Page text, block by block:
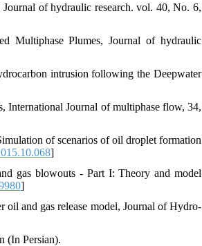
of hydraulic research. vol. 40, No. 6,
Multiphase Plumes, Journal of hydraulic
intrusion following the Deepwater
International Journal of multiphase flow, 34,
of scenarios of oil droplet formation
]
gas blowouts - Part I: Theory and model
]
oil and gas release model, Journal of Hydro-
(In Persian).